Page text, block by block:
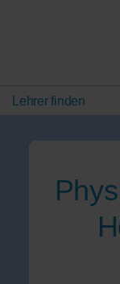
Lehrer finden